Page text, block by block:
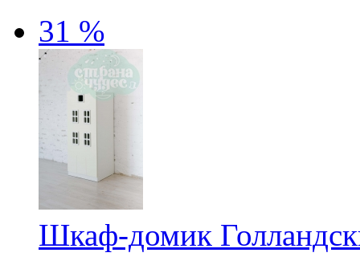
31 %
Шкаф-домик